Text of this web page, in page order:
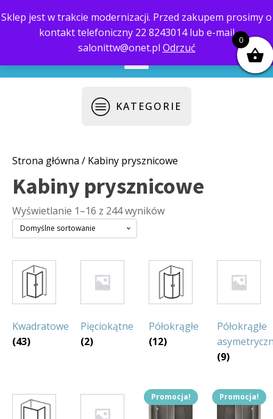
Sklep jest w trakcie modernizacji. Przed zakupem prosimy o
kontakt telefoniczny 22 8243014 lub e-mail
salonittw@onet.pl Odrzuć
biuro@saloni.pl 22 559-10-50
KATEGORIE
Strona główna / Kabiny prysznicowe
Kabiny prysznicowe
Wyświetlanie 1–16 z 244 wyników
Kwadratowe
(43)
Pięciokątne
(2)
Półokrągłe
(12)
Półokrągłe
(9)
Promocja! Promocja!
0